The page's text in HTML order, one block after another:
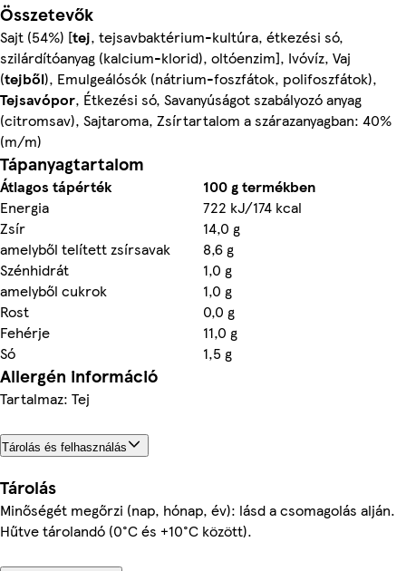
Összetevők
Sajt (54%) [tej, tejsavbaktérium-kultúra, étkezési só,
szilárdítóanyag (kalcium-klorid), oltóenzim], Ivóvíz, Vaj
(tejből), Emulgeálósók (nátrium-foszfátok, polifoszfátok),
Tejsavópor, Étkezési só, Savanyúságot szabályozó anyag
(citromsav), Sajtaroma, Zsírtartalom a szárazanyagban: 40%
(m/m)
Tápanyagtartalom
Átlagos tápérték
100 g termékben
Energia
722 kJ/174 kcal
Zsír
14,0 g
amelyből telített zsírsavak
8,6 g
Szénhidrát
1,0 g
amelyből cukrok
1,0 g
Rost
0,0 g
Fehérje
11,0 g
Só
1,5 g
Allergén információ
Tartalmaz: Tej
Tárolás és felhasználás
Tárolás
Minőségét megőrzi (nap, hónap, év): lásd a csomagolás alján.
Hűtve tárolandó (0°C és +10°C között).